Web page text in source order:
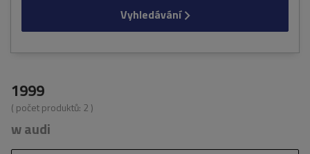
Vyhledávání
1999
( počet produktů: 2 )
w audi